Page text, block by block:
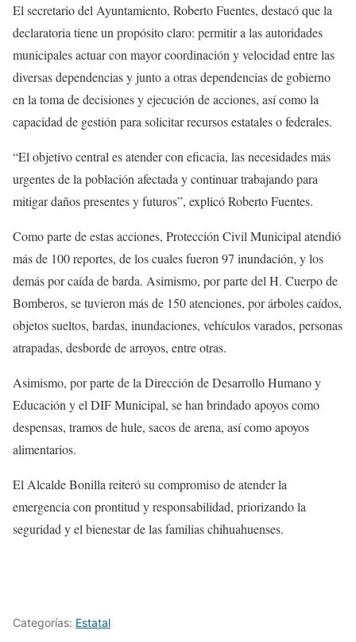
El secretario del Ayuntamiento, Roberto Fuentes, destacó que la
declaratoria tiene un propósito claro: permitir a las autoridades
municipales actuar con mayor coordinación y velocidad entre las
diversas dependencias y junto a otras dependencias de gobierno
en la toma de decisiones y ejecución de acciones, así como la
capacidad de gestión para solicitar recursos estatales o federales.
“El objetivo central es atender con eficacia, las necesidades más
urgentes de la población afectada y continuar trabajando para
mitigar daños presentes y futuros”, explicó Roberto Fuentes.
Como parte de estas acciones, Protección Civil Municipal atendió
más de 100 reportes, de los cuales fueron 97 inundación, y los
demás por caída de barda. Asimismo, por parte del H. Cuerpo de
Bomberos, se tuvieron más de 150 atenciones, por árboles caídos,
objetos sueltos, bardas, inundaciones, vehículos varados, personas
atrapadas, desborde de arroyos, entre otras.
Asimismo, por parte de la Dirección de Desarrollo Humano y
Educación y el DIF Municipal, se han brindado apoyos como
despensas, tramos de hule, sacos de arena, así como apoyos
alimentarios.
El Alcalde Bonilla reiteró su compromiso de atender la
emergencia con prontitud y responsabilidad, priorizando la
seguridad y el bienestar de las familias chihuahuenses.
Categorías: Estatal